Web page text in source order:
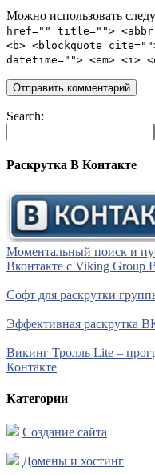
Можно использовать
href="" title="">
<b> <blockquote
datetime=""> <em> <i>
Search:
Раскрутка В Контакте
Моментальный поиск и
Вконтакте с Viking Group
Софт для раскрутки
Эффективная раскрутка
Викинг Тролль Lite –
Контакте
Категории
Создание сайта
Домены и хостинг